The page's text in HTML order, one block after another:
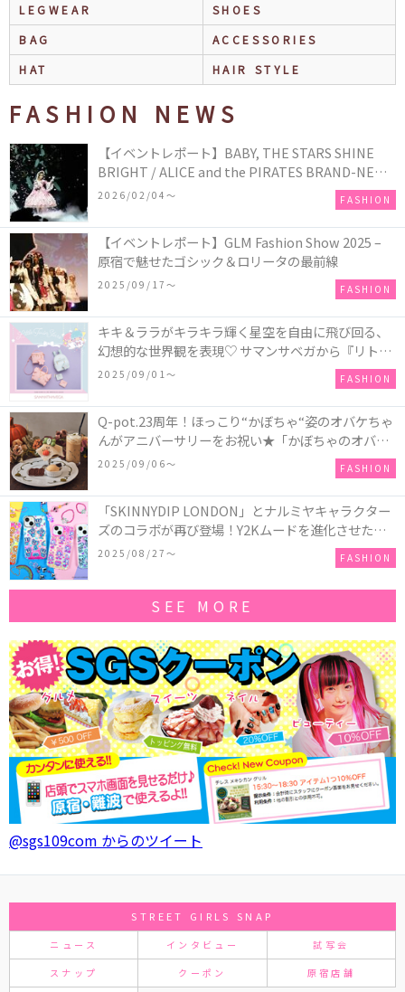
LEGWEAR
SHOES
BAG
ACCESSORIES
HAT
HAIR STYLE
FASHION NEWS
【イベントレポート】BABY, THE STARS SHINE
BRIGHT / ALICE and the PIRATES BRAND-NEW
COLLECTION in TOKYO
2026/02/04〜 FASHION
【イベントレポート】GLM Fashion Show 2025 –
原宿で魅せたゴシック＆ロリータの最前線
2025/09/17〜 FASHION
キキ＆ララがキラキラ輝く星空を自由に飛び回る、
幻想的な世界観を表現♡ サマンサベガから『リトル
ツインスターズ』50周年アニバーサリーイヤー』を
2025/09/01〜 FASHION
Q-pot.23周年！ほっこり“かぼちゃ“姿のオバケちゃ
んがアニバーサリーをお祝い★「かぼちゃのオバケ
ーキアクセサリー」が新発売！Q-pot CAFE.では
「かぼちゃのオバケーキプレート」も登場
2025/09/06〜 FASHION
「SKINNYDIP LONDON」とナルミヤキャラクター
ズのコラボが再び登場！Y2Kムードを進化させた新
作コレクションを発売♪
2025/08/27〜 FASHION
SEE MORE
@sgs109com からのツイート
STREET GIRLS SNAP
ニュース インタビュー 試写会
スナップ クーポン 原宿店舗